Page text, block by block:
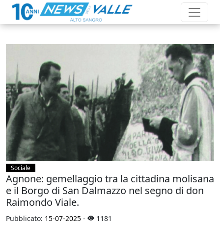
Sociale
Agnone: gemellaggio tra la cittadina molisana
e il Borgo di San Dalmazzo nel segno di don
Raimondo Viale.
Pubblicato: 15-07-2025 - 1181